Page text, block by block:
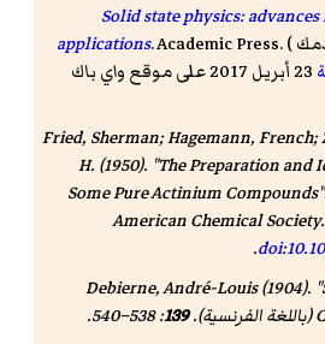
Solid state physics:
applications. Academic Press. (
23 أبريل 2017 على موقع واي باك
Fried, Sherman; Hagemann, French;
H. (1950). "The Preparation
Some Pure Actinium
American Chemical Society.
doi:
.
Debierne, André-Louis (1904).
(باللغة الفرنسية).139
: 538–540.